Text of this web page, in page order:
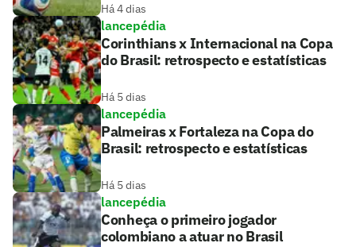
Há 4 dias
lancepédia
Corinthians x Internacional na Copa
do Brasil: retrospecto e estatísticas
Há 5 dias
lancepédia
Palmeiras x Fortaleza na Copa do
Brasil: retrospecto e estatísticas
Há 5 dias
lancepédia
Conheça o primeiro jogador
colombiano a atuar no Brasil